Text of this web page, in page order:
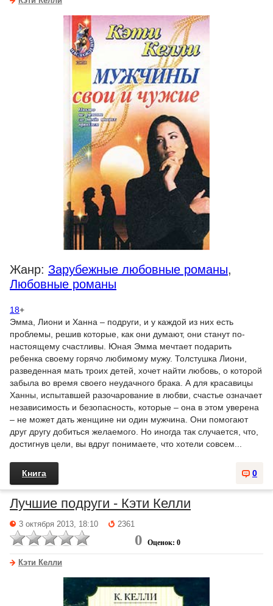
Жанр: Зарубежные любовные романы,
Любовные романы
18+
Эмма, Лиони и Ханна – подруги, и у каждой из них есть
проблемы, решив которые, как они думают, они станут по-
настоящему счастливы. Юная Эмма мечтает подарить
ребенка своему горячо любимому мужу. Толстушка Лиони,
разведенная мать троих детей, хочет найти любовь, о которой
забыла во время своего неудачного брака. А для красавицы
Ханны, испытавшей разочарование в любви, счастье означает
независимость и безопасность, которые – она в этом уверена
– не может дать женщине ни один мужчина. Они помогают
друг другу добиться желаемого. Но иногда так случается, что,
достигнув цели, вы вдруг понимаете, что хотели совсем...
0
Книга
Лучшие подруги - Кэти Келли
3 октября 2013, 18:10 2361
0 Оценок: 0
Кэти Келли